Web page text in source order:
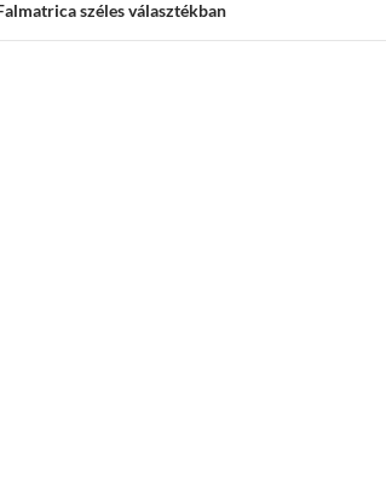
széles választékban